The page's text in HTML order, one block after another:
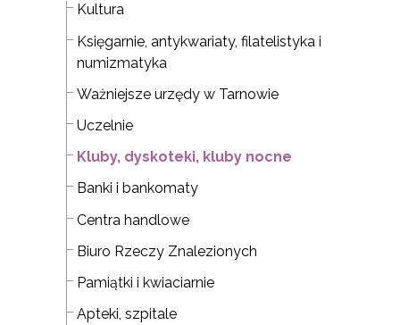
Kultura
Księgarnie, antykwariaty, filatelistyka i
numizmatyka
Ważniejsze urzędy w Tarnowie
Uczelnie
Kluby, dyskoteki, kluby nocne
Banki i bankomaty
Centra handlowe
Biuro Rzeczy Znalezionych
Pamiątki i kwiaciarnie
Apteki, szpitale